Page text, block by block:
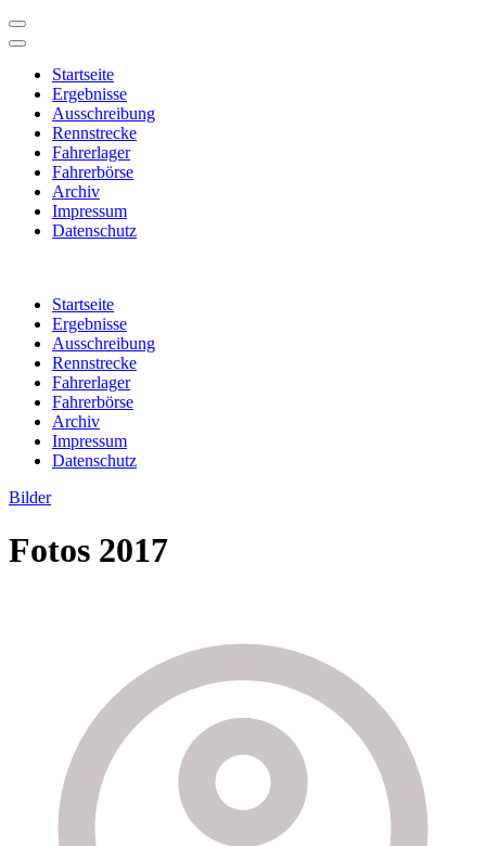
Startseite
Ergebnisse
Ausschreibung
Rennstrecke
Fahrerlager
Fahrerbörse
Archiv
Impressum
Datenschutz
springen
(Enter
drücken)
Startseite
Ergebnisse
Ausschreibung
Rennstrecke
Fahrerlager
Fahrerbörse
Archiv
Impressum
Datenschutz
Bilder
Fotos 2017